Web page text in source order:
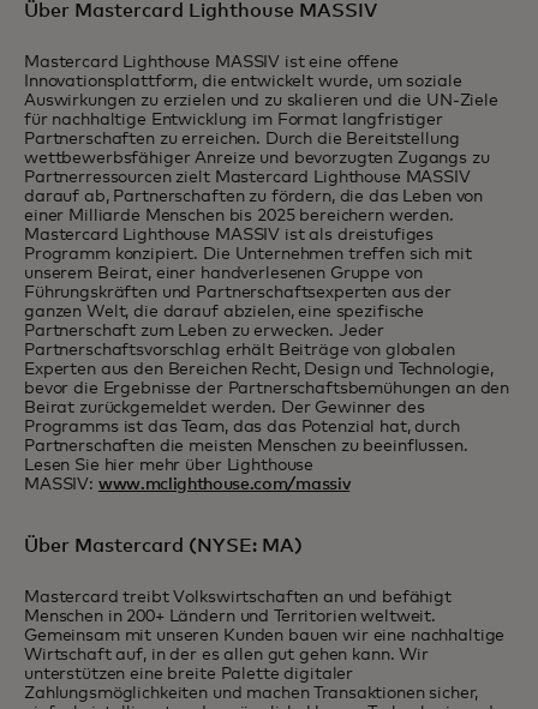
Über Mastercard Lighthouse MASSIV
Mastercard Lighthouse MASSIV ist eine offene
Innovationsplattform, die entwickelt wurde, um soziale
Auswirkungen zu erzielen und zu skalieren und die UN-Ziele
für nachhaltige Entwicklung im Format langfristiger
Partnerschaften zu erreichen. Durch die Bereitstellung
wettbewerbsfähiger Anreize und bevorzugten Zugangs zu
Partnerressourcen zielt Mastercard Lighthouse MASSIV
darauf ab, Partnerschaften zu fördern, die das Leben von
einer Milliarde Menschen bis 2025 bereichern werden.
Mastercard Lighthouse MASSIV ist als dreistufiges
Programm konzipiert. Die Unternehmen treffen sich mit
unserem Beirat, einer handverlesenen Gruppe von
Führungskräften und Partnerschaftsexperten aus der
ganzen Welt, die darauf abzielen, eine spezifische
Partnerschaft zum Leben zu erwecken. Jeder
Partnerschaftsvorschlag erhält Beiträge von globalen
Experten aus den Bereichen Recht, Design und Technologie,
bevor die Ergebnisse der Partnerschaftsbemühungen an den
Beirat zurückgemeldet werden. Der Gewinner des
Programms ist das Team, das das Potenzial hat, durch
Partnerschaften die meisten Menschen zu beeinflussen.
Lesen Sie hier mehr über Lighthouse
MASSIV: www.mclighthouse.com/massiv
Über Mastercard (NYSE: MA)
Mastercard treibt Volkswirtschaften an und befähigt
Menschen in 200+ Ländern und Territorien weltweit.
Gemeinsam mit unseren Kunden bauen wir eine nachhaltige
Wirtschaft auf, in der es allen gut gehen kann. Wir
unterstützen eine breite Palette digitaler
Zahlungsmöglichkeiten und machen Transaktionen sicher,